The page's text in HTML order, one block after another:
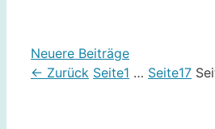
Neuere Beiträge
← Zurück Seite1 … Seite17